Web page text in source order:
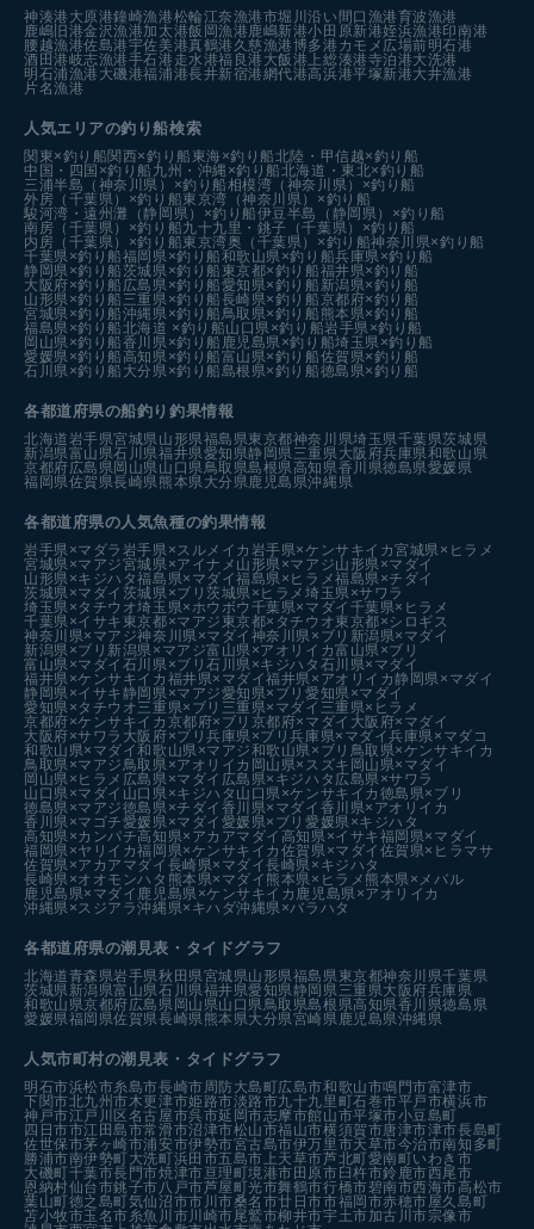
神湊港 大原港鐘崎漁港松輪江奈漁港市堀川沿い 間口漁港育波漁港
鹿嶋旧港金沢漁港加太港飯岡漁港鹿嶋新港小田原新港姪浜漁港印南港
腰越漁港佐島港宇佐美港真鶴港 久慈漁港博多港カモメ広場前明石港
酒田港岐志漁港手石港 走水港福良港 大飯港 上総湊港寺泊港大洗港
明石浦漁港 大磯港福浦港長井新宿港網代港高浜港平塚新港大井漁港
片名漁港
人気エリアの釣り船検索
関東×釣り船関西×釣り船 東海×釣り船北陸・甲信越×釣り船
中国・四国×釣り船 九州・沖縄×釣り船北海道・東北×釣り船
三浦半島（神奈川県）×釣り船相模湾（神奈川県）×釣り船
外房（千葉県）×釣り船東京湾（神奈川県）×釣り船
駿河湾・遠州灘（静岡県）×釣り船伊豆半島（静岡県）×釣り船
南房（千葉県）×釣り船九十九里・銚子（千葉県）×釣り船
内房（千葉県）×釣り船東京湾奥（千葉県）×釣り船神奈川県×釣り船
千葉県×釣り船福岡県×釣り船和歌山県×釣り船兵庫県×釣り船
静岡県×釣り船茨城県×釣り船 東京都×釣り船福井県×釣り船
大阪府×釣り船 広島県×釣り船愛知県×釣り船 新潟県×釣り船
山形県×釣り船 三重県×釣り船長崎県×釣り船京都府×釣り船
宮城県×釣り船沖縄県×釣り船鳥取県×釣り船 熊本県×釣り船
福島県×釣り船北海道 ×釣り船山口県×釣り船岩手県×釣り船
岡山県×釣り船香川県×釣り船 鹿児島県×釣り船埼玉県×釣り船
愛媛県×釣り船高知県×釣り船富山県×釣り船佐賀県×釣り船
石川県×釣り船 大分県×釣り船島根県×釣り船徳島県×釣り船
各都道府県の船釣り釣果情報
北海道岩手県宮城県山形県福島県東京都神奈川県埼玉県千葉県茨城県
新潟県富山県石川県福井県愛知県静岡県三重県大阪府兵庫県和歌山県
京都府広島県岡山県山口県鳥取県島根県高知県香川県徳島県愛媛県
福岡県佐賀県長崎県熊本県大分県鹿児島県沖縄県
各都道府県の人気魚種の釣果情報
岩手県×マダラ 岩手県×スルメイカ 岩手県×ケンサキイカ宮城県×ヒラメ
宮城県×マアジ宮城県×アイナメ 山形県×マアジ山形県×マダイ
山形県×キジハタ福島県×マダイ福島県×ヒラメ福島県×チダイ
茨城県×マダイ 茨城県×ブリ茨城県×ヒラメ埼玉県×サワラ
埼玉県×タチウオ埼玉県×ホウボウ 千葉県×マダイ 千葉県×ヒラメ
千葉県×イサキ 東京都×マアジ 東京都×タチウオ東京都×シロギス
神奈川県×マアジ神奈川県×マダイ 神奈川県×ブリ 新潟県×マダイ
新潟県×ブリ 新潟県×マアジ富山県×アオリイカ富山県×ブリ
富山県×マダイ 石川県×ブリ石川県×キジハタ 石川県×マダイ
福井県×ケンサキイカ 福井県×マダイ福井県×アオリイカ 静岡県×マダイ
静岡県×イサキ 静岡県×マアジ愛知県×ブリ愛知県×マダイ
愛知県×タチウオ三重県×ブリ 三重県×マダイ 三重県×ヒラメ
京都府×ケンサキイカ 京都府×ブリ 京都府×マダイ 大阪府×マダイ
大阪府×サワラ 大阪府×ブリ兵庫県×ブリ兵庫県×マダイ兵庫県×マダコ
和歌山県×マダイ和歌山県×マアジ和歌山県×ブリ 鳥取県×ケンサキイカ
鳥取県×マアジ鳥取県×アオリイカ 岡山県×スズキ 岡山県×マダイ
岡山県×ヒラメ 広島県×マダイ 広島県×キジハタ 広島県×サワラ
山口県×マダイ 山口県×キジハタ 山口県×ケンサキイカ 徳島県×ブリ
徳島県×マアジ徳島県×チダイ 香川県×マダイ 香川県×アオリイカ
香川県×マゴチ愛媛県×マダイ 愛媛県×ブリ愛媛県×キジハタ
高知県×カンパチ高知県×アカアマダイ 高知県×イサキ福岡県×マダイ
福岡県×ヤリイカ福岡県×ケンサキイカ 佐賀県×マダイ 佐賀県×ヒラマサ
佐賀県×アカアマダイ 長崎県×マダイ長崎県×キジハタ
長崎県×オオモンハタ 熊本県×マダイ 熊本県×ヒラメ 熊本県×メバル
鹿児島県×マダイ 鹿児島県×ケンサキイカ 鹿児島県×アオリイカ
沖縄県×スジアラ沖縄県×キハダ沖縄県×バラハタ
各都道府県の潮見表 ・タイドグラフ
北海道青森県岩手県秋田県宮城県山形県福島県東京都神奈川県千葉県
茨城県新潟県富山県石川県福井県愛知県静岡県三重県大阪府兵庫県
和歌山県京都府広島県 岡山県山口県鳥取県島根県高知県香川県徳島県
愛媛県福岡県佐賀県長崎県熊本県大分県宮崎県鹿児島県沖縄県
人気市町村の潮見表・タイドグラフ
明石市浜松市糸島市長崎市周防大島町広島市和歌山市鳴門市富津市
下関市北九州市木更津市姫路市淡路市九十九里町石巻市平戸市横浜市
神戸市江戸川区 名古屋市呉市延岡市志摩市館山市平塚市小豆島町
四日市市江田島市常滑市沼津市松山市福山市横須賀市唐津市津市長島町
佐世保市茅ヶ崎市浦安市伊勢市宮古島市伊万里市天草市今治市南知多町
勝浦市南伊勢町大洗町浜田市五島市 上天草市芦北町愛南町いわき市
大磯町千葉市長門市焼津市亘理町境港市 田原市 臼杵市鈴鹿市西尾市
恩納村仙台市銚子市八戸市芦屋町光市舞鶴市行橋市碧南市西海市高松市
葉山町徳之島町気仙沼市市川市桑名市廿日市市福岡市赤穂市屋久島町
苫小牧市玉名市糸魚川市川崎市尾鷲市柳井市宇土市加古川市宗像市